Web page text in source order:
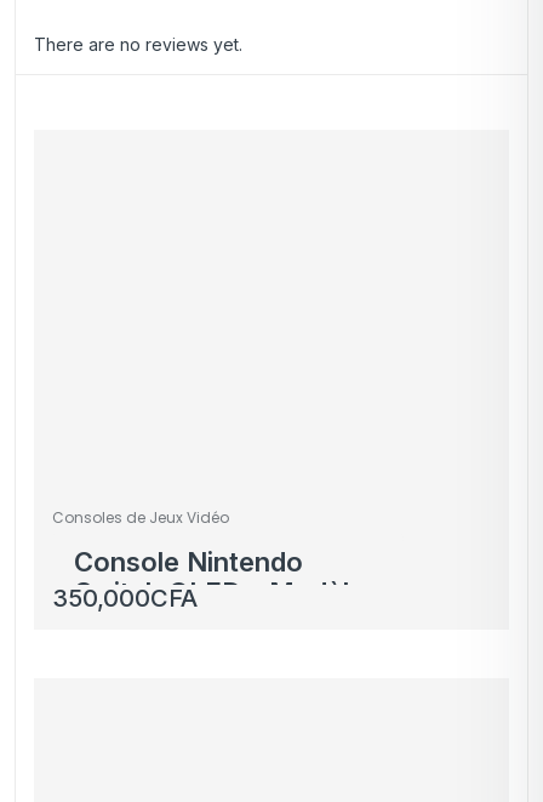
There are no reviews yet.
Consoles de Jeux Vidéo
Console Nintendo
Switch OLED – Modèle
Neuf sous Plastique
350,000CFA